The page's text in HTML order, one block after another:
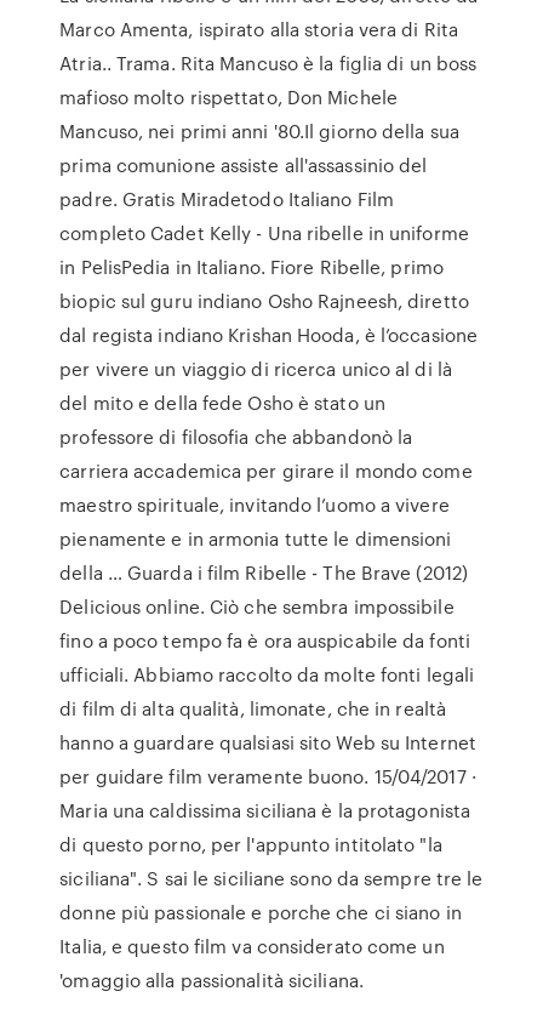
Marco Amenta, ispirato alla storia vera di Rita
Atria.. Trama. Rita Mancuso è la figlia di un boss
mafioso molto rispettato, Don Michele
Mancuso, nei primi anni '80.Il giorno della sua
prima comunione assiste all'assassinio del
padre. Gratis Miradetodo Italiano Film
completo Cadet Kelly - Una ribelle in uniforme
in PelisPedia in Italiano. Fiore Ribelle, primo
biopic sul guru indiano Osho Rajneesh, diretto
dal regista indiano Krishan Hooda, è l’occasione
per vivere un viaggio di ricerca unico al di là
del mito e della fede Osho è stato un
professore di filosofia che abbandonò la
carriera accademica per girare il mondo come
maestro spirituale, invitando l’uomo a vivere
pienamente e in armonia tutte le dimensioni
della … Guarda i film Ribelle - The Brave (2012)
Delicious online. Ciò che sembra impossibile
fino a poco tempo fa è ora auspicabile da fonti
ufficiali. Abbiamo raccolto da molte fonti legali
di film di alta qualità, limonate, che in realtà
hanno a guardare qualsiasi sito Web su Internet
per guidare film veramente buono. 15/04/2017 ·
Maria una caldissima siciliana è la protagonista
di questo porno, per l'appunto intitolato "la
siciliana". S sai le siciliane sono da sempre tre le
donne più passionale e porche che ci siano in
Italia, e questo film va considerato come un
'omaggio alla passionalità siciliana.